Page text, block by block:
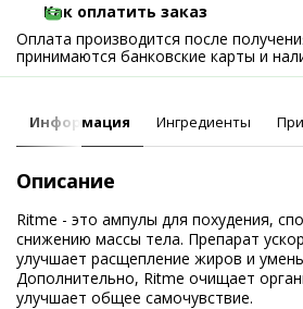
Как оплатить заказ
Оплата производится после
принимаются банковские карты и
Информация Ингредиенты
Описание
Ritme - это ампулы для похудения,
снижению массы тела. Препарат
улучшает расщепление жиров и
Дополнительно, Ritme очищает
улучшает общее самочувствие.